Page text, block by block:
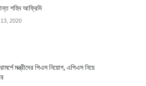
শহিদ আফ্রিদি
2020
মন্ত্রীদের পিএস নিয়োগ, এপিএস নিয়ে